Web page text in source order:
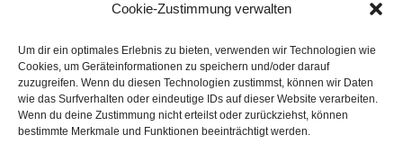
Cookie-Zustimmung verwalten
Um dir ein optimales Erlebnis zu bieten, verwenden wir Technologien wie
Cookies, um Geräteinformationen zu speichern und/oder darauf
zuzugreifen. Wenn du diesen Technologien zustimmst, können wir Daten
wie das Surfverhalten oder eindeutige IDs auf dieser Website verarbeiten.
Wenn du deine Zustimmung nicht erteilst oder zurückziehst, können
bestimmte Merkmale und Funktionen beeinträchtigt werden.
Zur Wunschliste
€16,90/m
inkl. 20 % MwSt.
Zur Wunschliste